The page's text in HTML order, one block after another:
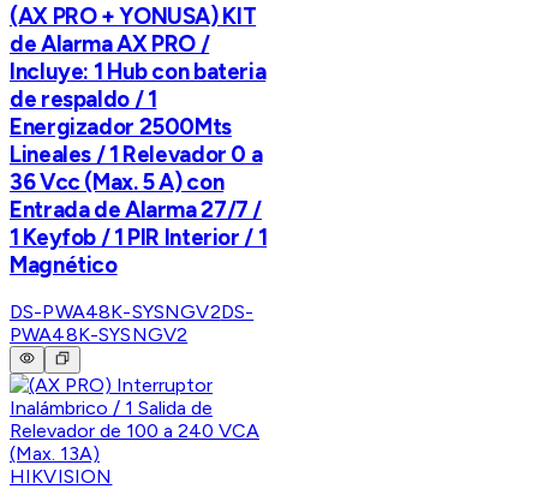
(AX PRO + YONUSA) KIT
de Alarma AX PRO /
Incluye: 1 Hub con bateria
de respaldo / 1
Energizador 2500Mts
Lineales / 1 Relevador 0 a
36 Vcc (Max. 5 A) con
Entrada de Alarma 27/7 /
1 Keyfob / 1 PIR Interior / 1
Magnético
DS-PWA48K-SYSNGV2DS-
PWA48K-SYSNGV2
HIKVISION